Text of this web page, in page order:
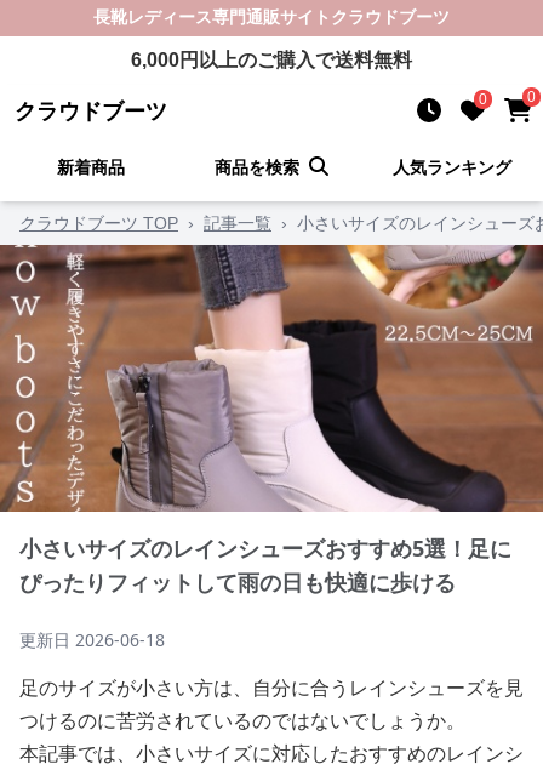
長靴レディース専門通販サイト クラウドブーツ
6,000円以上のご購入で送料無料
クラウドブーツ 0 0
新着商品 商品を検索 人気ランキング
クラウドブーツ TOP › 記事一覧 › 小さいサイズのレインシュー
小さいサイズのレインシューズおすすめ5選！足に
ぴったりフィットして雨の日も快適に歩ける
更新日 2026-06-18
足のサイズが小さい方は、自分に合うレインシューズを見
つけるのに苦労されているのではないでしょうか。
本記事では、小さいサイズに対応したおすすめのレインシ